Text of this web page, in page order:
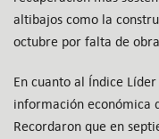
altibajos como la
octubre por falta de
En cuanto al Índice
información económica
Recordaron que en